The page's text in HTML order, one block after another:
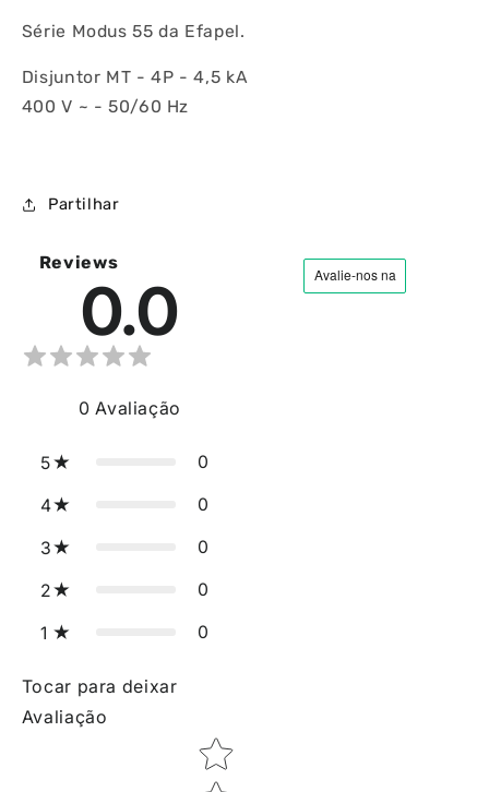
Série Modus 55 da Efapel.
Disjuntor MT - 4P - 4,5 kA
400 V ~ - 50/60 Hz
Partilhar
Reviews
0.0
0 Avaliação
5 0
4 0
3 0
2 0
1 0
Tocar para deixar
Avaliação
Star rating